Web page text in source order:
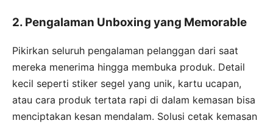
2. Pengalaman Unboxing yang Memorable
Pikirkan seluruh pengalaman pelanggan dari saat
mereka menerima hingga membuka produk. Detail
kecil seperti stiker segel yang unik, kartu ucapan,
atau cara produk tertata rapi di dalam kemasan bisa
menciptakan kesan mendalam. Solusi cetak kemasan